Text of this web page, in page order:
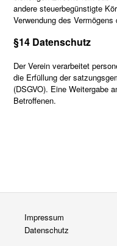
andere steuerbegünstigte
Verwendung des
§14 Datenschutz
Der Verein verarbeitet
die Erfüllung der
(DSGVO). Eine Weitergabe
Betroffenen.
Impressum
Datenschutz